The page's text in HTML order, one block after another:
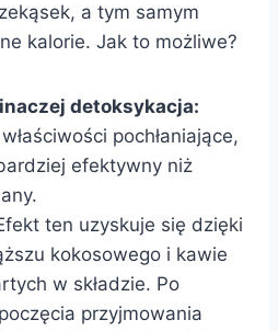
a tym samym
kalorie. Jak to możliwe?
detoksykacja:
pochłaniające,
efektywny niż
ten uzyskuje się dzięki
kokosowego i kawie
w składzie. Po
przyjmowania